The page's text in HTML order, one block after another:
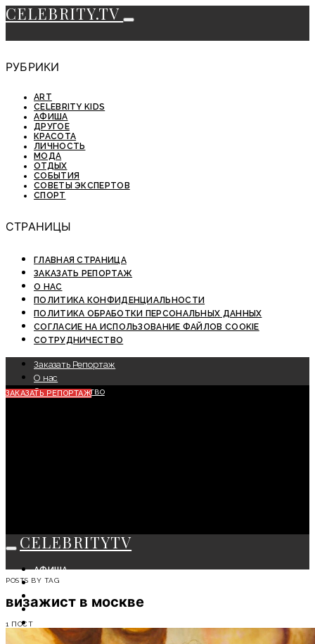
CELEBRITY.TV
РУБРИКИ
ART
CELEBRITY KIDS
АФИША
ДРУГОЕ
КРАСОТА
ЛИЧНОСТЬ
МОДА
ОТДЫХ
СОБЫТИЯ
СОВЕТЫ ЭКСПЕРТОВ
СПОРТ
СТРАНИЦЫ
ГЛАВНАЯ СТРАНИЦА
ЗАКАЗАТЬ РЕПОРТАЖ
О НАС
ПОЛИТИКА КОНФИДЕНЦИАЛЬНОСТИ
ПОЛИТИКА ОБРАБОТКИ ПЕРСОНАЛЬНЫХ ДАННЫХ
СОГЛАСИЕ НА ИСПОЛЬЗОВАНИЕ ФАЙЛОВ COOKIE
СОТРУДНИЧЕСТВО
Заказать Репортаж
О нас
Сотрудничество
ЗАКАЗАТЬ РЕПОРТАЖ
CELEBRITYTV
АФИША
СОБЫТИЯ
КРАСОТА
МОДА
ОТДЫХ
POSTS BY TAG
визажист в москве
1 ПОСТ